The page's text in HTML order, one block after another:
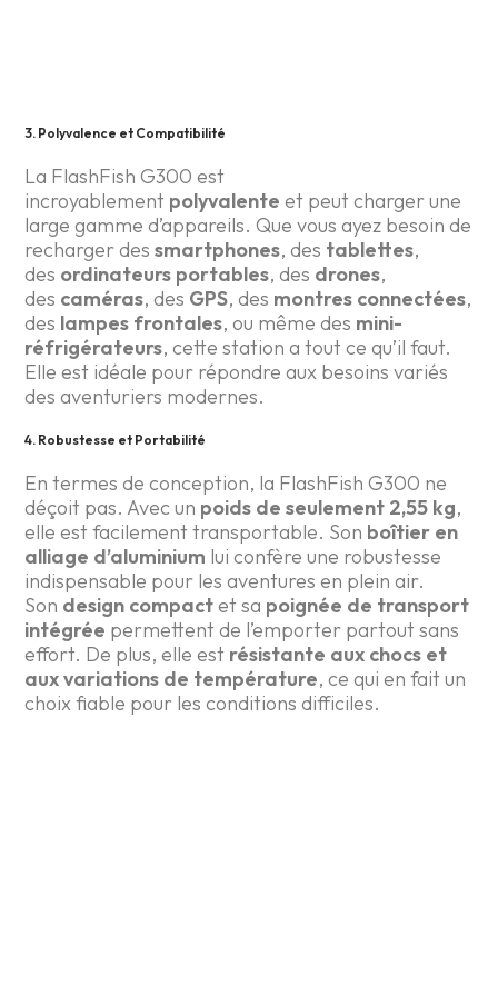
3. Polyvalence et Compatibilité
La FlashFish G300 est
incroyablement polyvalente et peut charger une
large gamme d’appareils. Que vous ayez besoin de
recharger dessmartphones, des tablettes,
des ordinateurs portables, des drones,
des caméras, des GPS, des montres connectées,
des lampes frontales, ou même des mini-
réfrigérateurs, cette station a tout ce qu’il faut.
Elle est idéale pour répondre aux besoins variés
des aventuriers modernes.
4. Robustesse et Portabilité
En termes de conception, la FlashFish G300 ne
déçoit pas. Avec un poids de seulement 2,55 kg,
elle est facilement transportable. Son boîtier en
alliage d’aluminium lui confère une robustesse
indispensable pour les aventures en plein air.
Son design compactet sa poignée de transport
intégrée permettent de l’emporter partout sans
effort. De plus, elle est résistante aux chocs et
aux variations de température, ce qui en fait un
choix fiable pour les conditions difficiles.